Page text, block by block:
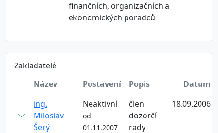
finančních, organizačních a
ekonomických poradců
Zakladatelé
Název
Postavení Popis
Datum
ing.
Miloslav
Šerý
Neaktivní
od
01.11.2007
člen
dozorčí
rady
18.09.2006